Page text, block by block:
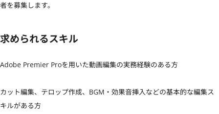
者を募集します。
求められるスキル
Adobe Premier Proを用いた動画編集の実務経験のある方
カット編集、テロップ作成、BGM・効果音挿入などの基本的な編集ス
キルがある方